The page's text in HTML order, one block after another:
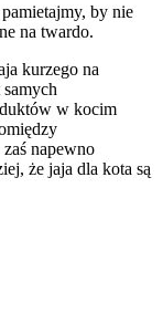
by nie
na twardo.
kurzego na
w kocim
napewno
że jaja dla kota są